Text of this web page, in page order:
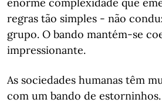
regras tão simples - não
grupo. O bando mantém-se
impressionante.
As sociedades humanas têm
com um bando de